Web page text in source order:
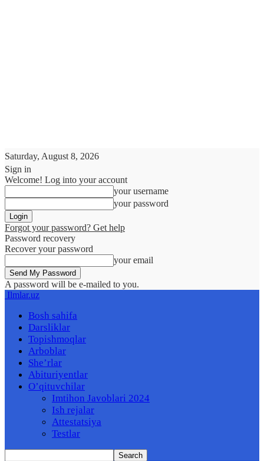
Saturday, August 8, 2026
Sign in
Welcome! Log into your account
your username
your password
Forgot your password? Get help
Password recovery
Recover your password
your email
A password will be e-mailed to you.
Ilmlar.uz
Bosh sahifa
Darsliklar
Topishmoqlar
Arboblar
She’rlar
Abituriyentlar
O’qituvchilar
Imtihon Javoblari 2024
Ish rejalar
Attestatsiya
Testlar